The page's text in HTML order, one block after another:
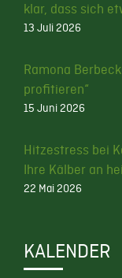
klar, dass sich
13 Juli 2026
Ramona
profitieren“
15 Juni 2026
Hitzestress bei
Ihre Kälber an
22 Mai 2026
KALENDER